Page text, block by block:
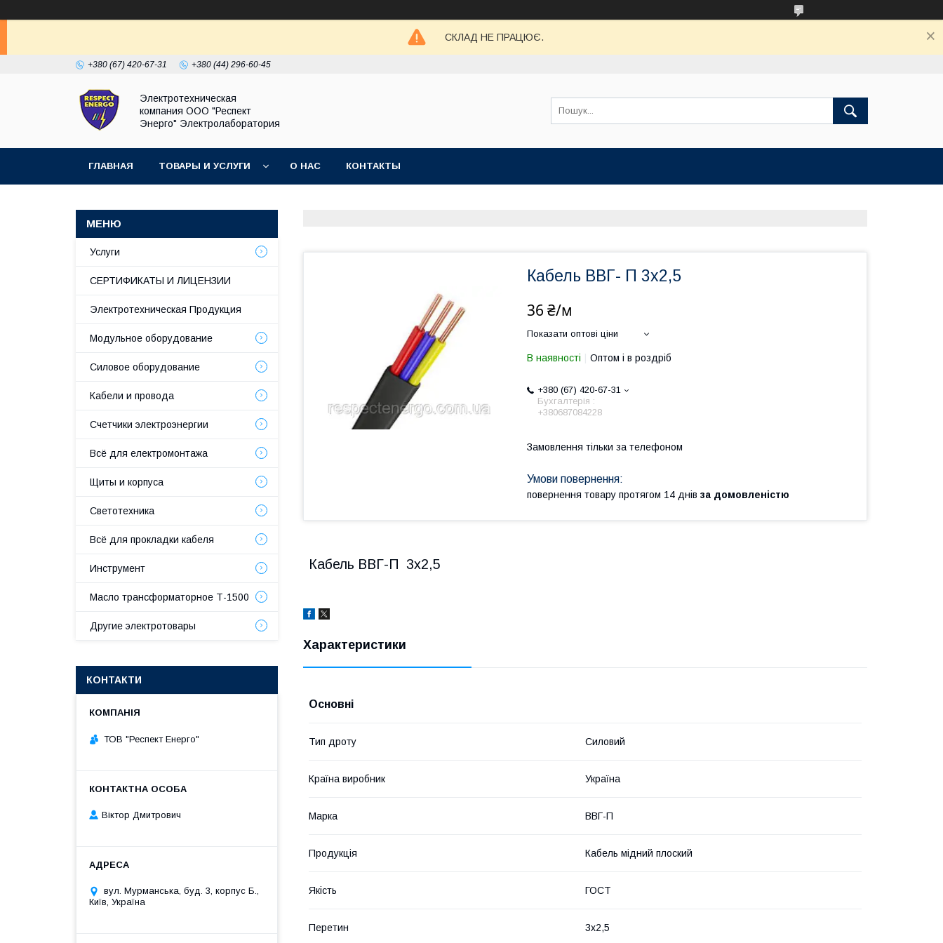
СКЛАД НЕ ПРАЦЮЄ.
+380 (67) 420-67-31 +380 (44) 296-60-45
Электротехническая
компания ООО "Респект
Энерго" Электролаборатория
ГЛАВНАЯ ТОВАРЫ И УСЛУГИ О НАС КОНТАКТЫ
Кабель ВВГ- П 3х2,5
36 ₴/м
Показати оптові ціни
В наявності Оптом і в роздріб
+380 (67) 420-67-31
Бухгалтерія :
+380687084228
Замовлення тільки за телефоном
повернення товару протягом 14 днів за домовленістю
Кабель ВВГ-П 3х2,5
Характеристики
Основні
Тип дроту Силовий
Країна виробник Україна
Марка ВВГ-П
Продукція Кабель мідний плоский
Якість ГОСТ
Перетин 3х2,5
Услуги
СЕРТИФИКАТЫ И ЛИЦЕНЗИИ
Электротехническая Продукция
Модульное оборудование
Силовое оборудование
Кабели и провода
Счетчики электроэнергии
Всё для електромонтажа
Щиты и корпуса
Светотехника
Всё для прокладки кабеля
Инструмент
Масло трансформаторное Т-1500
Другие электротовары
КОНТАКТИ
ТОВ "Респект Eнерго"
Віктор Дмитрович
вул. Мурманська, буд. 3, корпус Б.,
Київ, Україна